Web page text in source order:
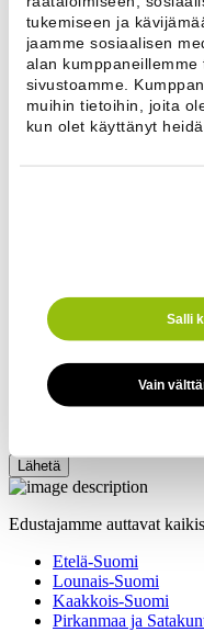
tukemiseen ja
jaamme sosiaalisen
alan
sivustoamme.
muihin tietoihin, joita
kun olet käyttänyt
Salli
Vain
Syvyys
450 mm
Korkeus 250 mm
Ulkomitat
Leveys
1400 mm
Edustajamme auttavat
Etelä-Suomi
Lounais-Suomi
Kaakkois-Suomi
Pirkanmaa ja